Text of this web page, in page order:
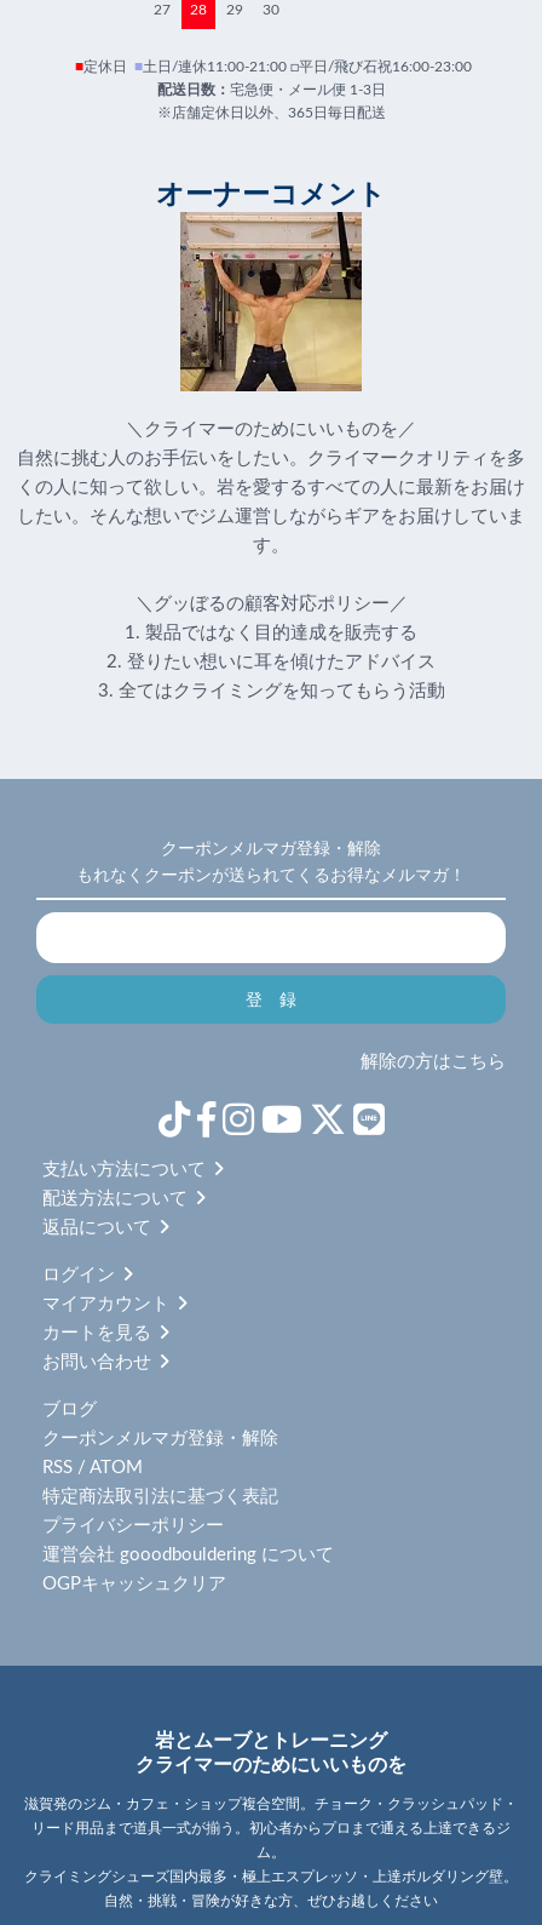
27 28 29 30
■定休日 ■土日/連休11:00-21:00 □平日/飛び石祝16:00-23:00
配送日数： 宅急便・メール便 1-3日
※店舗定休日以外、365日毎日配送
オーナーコメント
＼クライマーのためにいいものを／
自然に挑む人のお手伝いをしたい。クライマークオリティを多
くの人に知って欲しい。岩を愛するすべての人に最新をお届け
したい。そんな想いでジム運営しながらギアをお届けしていま
す。
＼グッぼるの顧客対応ポリシー／
1. 製品ではなく目的達成を販売する
2. 登りたい想いに耳を傾けたアドバイス
3. 全てはクライミングを知ってもらう活動
クーポンメルマガ登録・解除
もれなくクーポンが送られてくるお得なメルマガ！
解除の方はこちら
支払い方法について
配送方法について
返品について
ログイン
マイアカウント
カートを見る
お問い合わせ
ブログ
クーポンメルマガ登録・解除
RSS / ATOM
特定商法取引法に基づく表記
プライバシーポリシー
運営会社 gooodbouldering について
OGPキャッシュクリア
岩とムーブとトレーニング
クライマーのためにいいものを
滋賀発のジム・カフェ・ショップ複合空間。チョーク・クラッシュパッド・
リード用品まで道具一式が揃う。初心者からプロまで通える上達できるジ
ム。
クライミングシューズ国内最多・極上エスプレッソ・上達ボルダリング壁。
自然・挑戦・冒険が好きな方、ぜひお越しください